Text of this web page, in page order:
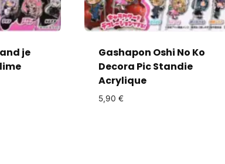
je
Gashapon Oshi No Ko
Decora Pic Standie
Acrylique
5,90 €